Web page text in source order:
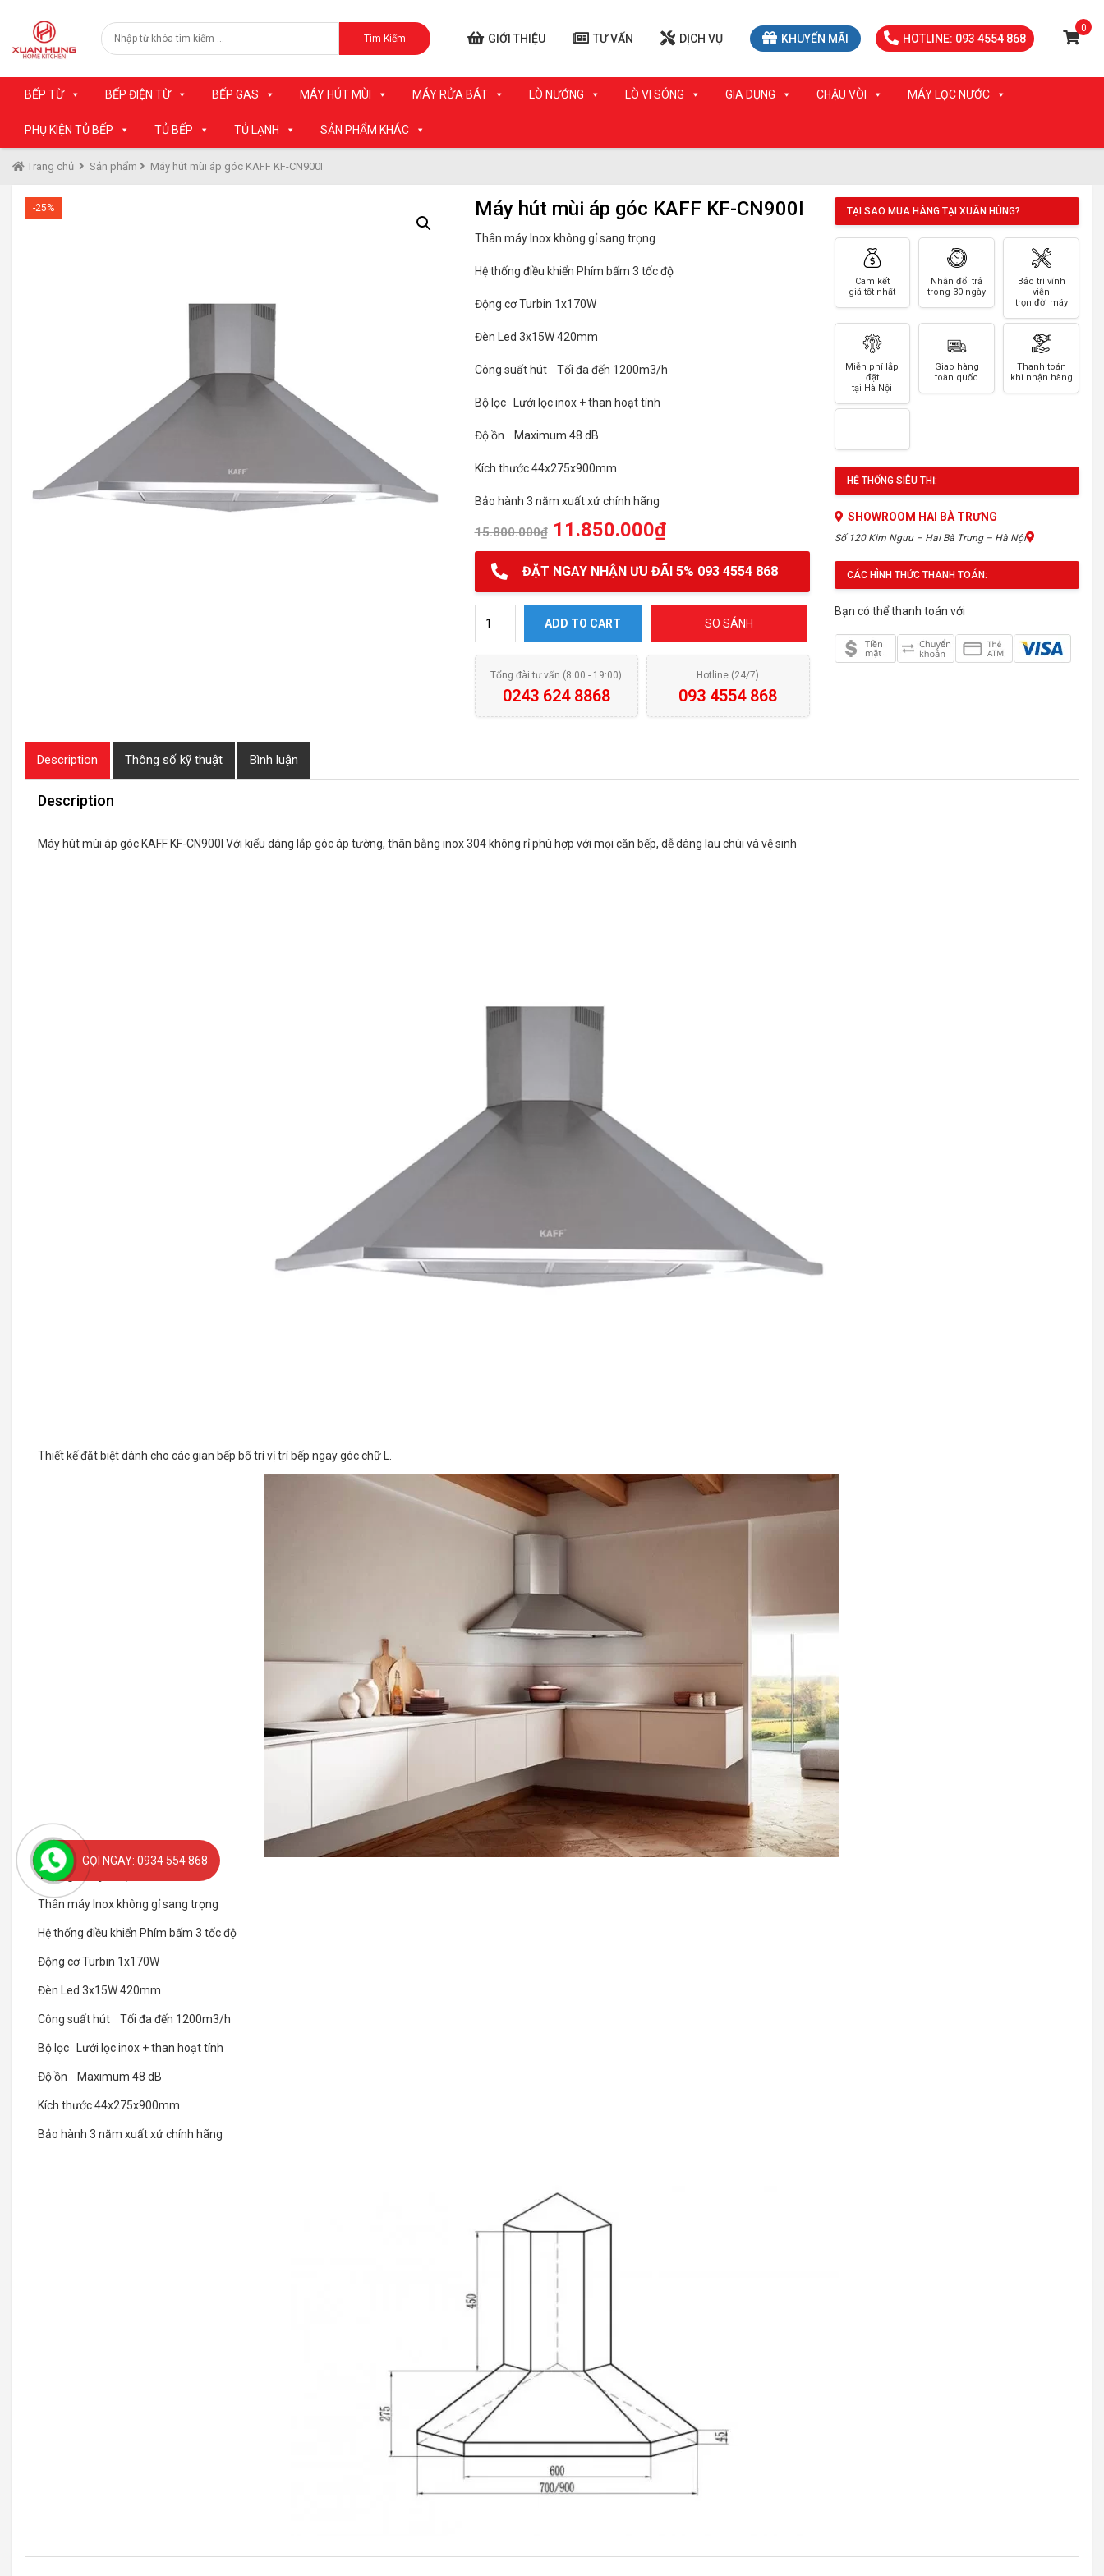
Tìm Kiếm GIỚI THIỆU TƯ VẤN DỊCH VỤ KHUYẾN MÃI HOTLINE: 093 4554 868
0
BẾP TỪ BẾP ĐIỆN TỪ BẾP GAS MÁY HÚT MÙI MÁY RỬA BÁT LÒ NƯỚNG LÒ VI SÓNG GIA DỤNG CHẬU VÒI MÁY LỌC NƯỚC
PHỤ KIỆN TỦ BẾP TỦ BẾP TỦ LẠNH SẢN PHẨM KHÁC
Trang chủ Sản phẩm Máy hút mùi áp góc KAFF KF-CN900I
-25% Máy hút mùi áp góc KAFF KF-CN900I
Thân máy Inox không gỉ sang trọng
Hệ thống điều khiển Phím bấm 3 tốc độ
Động cơ Turbin 1x170W
Đèn Led 3x15W 420mm
Công suất hút Tối đa đến 1200m3/h
Bộ lọc Lưới lọc inox + than hoạt tính
Độ ồn Maximum 48 dB
Kích thước 44x275x900mm
Bảo hành 3 năm xuất xứ chính hãng
15.800.000₫ 11.850.000₫
ĐẶT NGAY NHẬN ƯU ĐÃI 5% 093 4554 868
ADD TO CART SO SÁNH
Tổng đài tư vấn (8:00 - 19:00)
0243 624 8868
Hotline (24/7)
093 4554 868
TẠI SAO MUA HÀNG TẠI XUÂN HÙNG?
Cam kết
giá tốt nhất
Nhận đổi trả
trong 30 ngày
Bảo trì vĩnh
viễn
trọn đời máy
Miễn phí lắp
đặt
tại Hà Nội
Giao hàng
toàn quốc
Thanh toán
khi nhận hàng
HỆ THỐNG SIÊU THỊ:
SHOWROOM HAI BÀ TRƯNG
Số 120 Kim Ngưu – Hai Bà Trưng – Hà Nội
CÁC HÌNH THỨC THANH TOÁN:
Bạn có thể thanh toán với
Description Thông số kỹ thuật Bình luận
Description
Máy hút mùi áp góc KAFF KF-CN900I Với kiểu dáng lắp góc áp tường, thân bằng inox 304 không rỉ phù hợp với mọi căn bếp, dễ dàng lau chùi và vệ sinh
Thiết kế đặt biệt dành cho các gian bếp bố trí vị trí bếp ngay góc chữ L.
Thông số kỹ thuật
Thân máy Inox không gỉ sang trọng
Hệ thống điều khiển Phím bấm 3 tốc độ
Động cơ Turbin 1x170W
Đèn Led 3x15W 420mm
Công suất hút Tối đa đến 1200m3/h
Bộ lọc Lưới lọc inox + than hoạt tính
Độ ồn Maximum 48 dB
Kích thước 44x275x900mm
Bảo hành 3 năm xuất xứ chính hãng
GỌI NGAY: 0934 554 868